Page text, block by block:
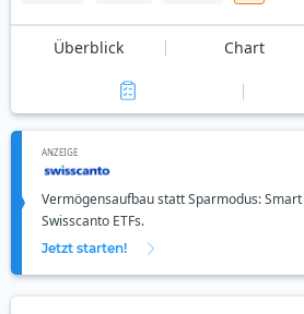
Überblick Chart
ANZEIGE
Vermögensaufbau statt Sparmodus:
Swisscanto ETFs.
Jetzt starten!